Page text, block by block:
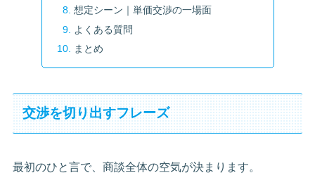
想定シーン｜単価交渉の一場面
よくある質問
まとめ
交渉を切り出すフレーズ
最初のひと言で、商談全体の空気が決まります。